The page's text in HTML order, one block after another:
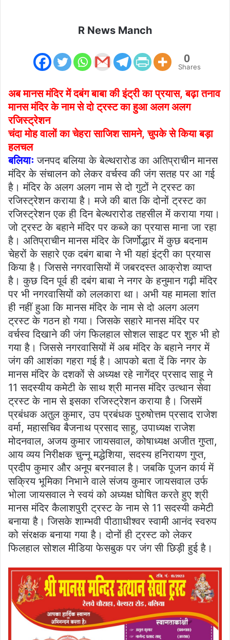
R News Manch
0
Shares
अब मानस मंदिर में दबंग बाबा की इंट्री का प्रयास, बढ़ा तनाव
मानस मंदिर के नाम से दो ट्रस्ट का हुआ अलग अलग
रजिस्ट्रेशन
चंदा मोह वालों का चेहरा साजिश सामने, चुपके से किया बड़ा
हलचल
बलियाः जनपद बलिया के बेल्थरारोड का अतिप्राचीन मानस
मंदिर के संचालन को लेकर वर्चस्व की जंग सतह पर आ गई
है। मंदिर के अलग अलग नाम से दो गुटों ने ट्रस्ट का
रजिस्ट्रेशन कराया है। मजे की बात कि दोनों ट्रस्ट का
रजिस्ट्रेशन एक ही दिन बेल्थरारोड तहसील में कराया गया।
जो ट्रस्ट के बहाने मंदिर पर कब्जे का प्रयास माना जा रहा
है। अतिप्राचीन मानस मंदिर के जिर्णोद्धार में कुछ बदनाम
चेहरों के सहारे एक दबंग बाबा ने भी यहां इंट्री का प्रयास
किया है। जिससे नगरवासियों में जबरदस्त आक्रोश व्याप्त
है। कुछ दिन पूर्व ही दबंग बाबा ने नगर के हनुमान गढ़ी मंदिर
पर भी नगरवासियों को ललकारा था। अभी यह मामला शांत
ही नहीं हुआ कि मानस मंदिर के नाम से दो अलग अलग
ट्रस्ट के गठन हो गया। जिसके सहारे मानस मंदिर पर
वर्चस्व दिखाने की जंग फिलहाल सोशल साइट पर शुरु भी हो
गया है। जिससे नगरवासियों में अब मंदिर के बहाने नगर में
जंग की आशंका गहरा गई है। आपको बता दें कि नगर के
मानस मंदिर के दशकों से अध्यक्ष रहे नागेंद्र प्रसाद साहू ने
11 सदस्यीय कमेटी के साथ श्री मानस मंदिर उत्थान सेवा
ट्रस्ट के नाम से इसका रजिस्ट्रेशन कराया है। जिसमें
प्रबंधक अतुल कुमार, उप प्रबंधक पुरुषोत्तम प्रसाद राजेश
वर्मा, महासचिव बैजनाथ प्रसाद साहू, उपाध्यक्ष राजेश
मोदनवाल, अजय कुमार जायसवाल, कोषाध्यक्ष अजीत गुप्ता,
आय व्यय निरीक्षक चुन्नू मद्धेशिया, सदस्य हनिरायण गुप्त,
प्रदीप कुमार और अनूप बरनवाल है। जबकि पूजन कार्य में
सक्रिय भूमिका निभाने वाले संजय कुमार जायसवाल उर्फ
भोला जायसवाल ने स्वयं को अध्यक्ष घोषित करते हुए श्री
मानस मंदिर कैलाशपुरी ट्रस्ट के नाम से 11 सदस्यी कमेटी
बनाया है। जिसके शाम्भवी पीठााधीश्वर स्वामी आनंद स्वरुप
को संरक्षक बनाया गया है। दोनों ही ट्रस्ट को लेकर
फिलहाल सोशल मीडिया फेसबुक पर जंग सी छिड़ी हुई है।